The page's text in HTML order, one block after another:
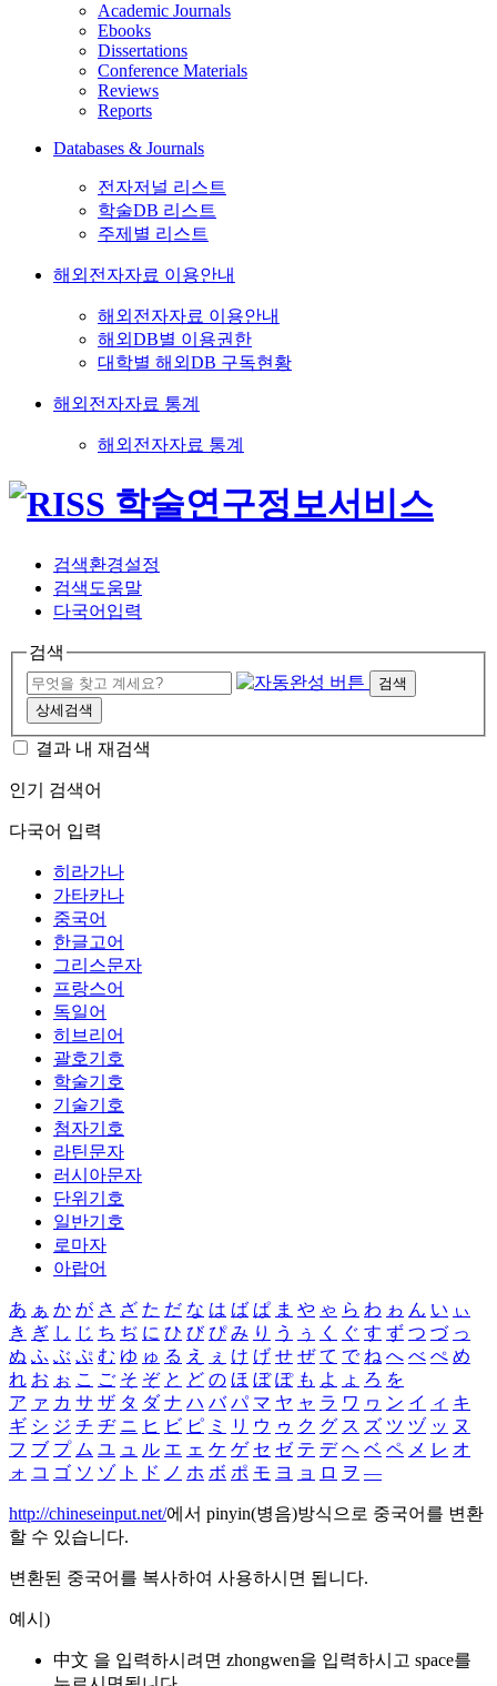
Academic Journals
Ebooks
Dissertations
Conference Materials
Reviews
Reports
Databases & Journals
전자저널 리스트
학술DB 리스트
주제별 리스트
해외전자자료 이용안내
해외전자자료 이용안내
해외DB별 이용권한
대학별 해외DB 구독현황
해외전자자료 통계
해외전자자료 통계
검색환경설정
검색도움말
다국어입력
검색
검색
상세검색
결과 내 재검색
인기 검색어
다국어 입력
히라가나
가타카나
중국어
한글고어
그리스문자
프랑스어
독일어
히브리어
괄호기호
학술기호
기술기호
첨자기호
라틴문자
러시아문자
단위기호
일반기호
로마자
아랍어
あ ぁ か が さ ざ た だ な は ば ぱ ま や ゃ ら わ ゎ ん い ぃ
き ぎ し じ ち ぢ に ひ び ぴ み り う ぅ く ぐ す ず つ づ っ
ぬ ふ ぶ ぷ む ゆ ゅ る え ぇ け げ せ ぜ て で ね へ べ ぺ め
れ お ぉ こ ご そ ぞ と ど の ほ ぼ ぽ も よ ょ ろ を
ア ァ カ サ ザ タ ダ ナ ハ バ パ マ ヤ ャ ラ ワ ヮ ン イ ィ キ
ギ シ ジ チ ヂ ニ ヒ ビ ピ ミ リ ウ ゥ ク グ ス ズ ツ ヅ ッ ヌ
フ ブ プ ム ユ ュ ル エ ェ ケ ゲ セ ゼ テ デ ヘ ベ ペ メ レ オ
ォ コ ゴ ソ ゾ ト ド ノ ホ ボ ポ モ ヨ ョ ロ ヲ ―
http://chineseinput.net/에서 pinyin(병음)방식으로 중국어를 변환
할 수 있습니다.
변환된 중국어를 복사하여 사용하시면 됩니다.
예시)
中文 을 입력하시려면 zhongwen을 입력하시고 space를